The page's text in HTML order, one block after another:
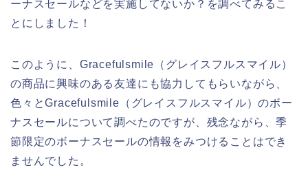
ーナスセールなどを実施してないか？を調べてみるこ
とにしました！
このように、Gracefulsmile（グレイスフルスマイル）
の商品に興味のある友達にも協力してもらいながら、
色々とGracefulsmile（グレイスフルスマイル）のボー
ナスセールについて調べたのですが、残念ながら、季
節限定のボーナスセールの情報をみつけることはでき
ませんでした。